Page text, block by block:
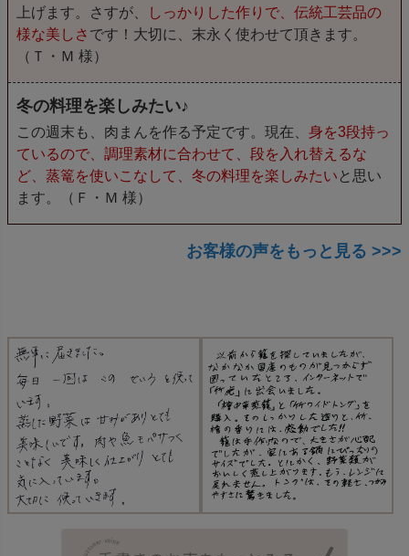
上げます。さすが、
しっかりした作りで、伝統工芸品の
様な美しさ です！大切に、末永く使わせて頂きます。
（Ｔ・Ｍ 様）
冬の料理を楽しみたい♪
この週末も、肉まんを作る予定です。現在、身を3段持っ
ているので、調理素材に合わせて、段を入れ替えるな
ど、蒸篭を使いこなして、冬の料理を楽しみたい と思い
ます。（Ｆ・Ｍ 様）
お客様の声をもっと見る >>>